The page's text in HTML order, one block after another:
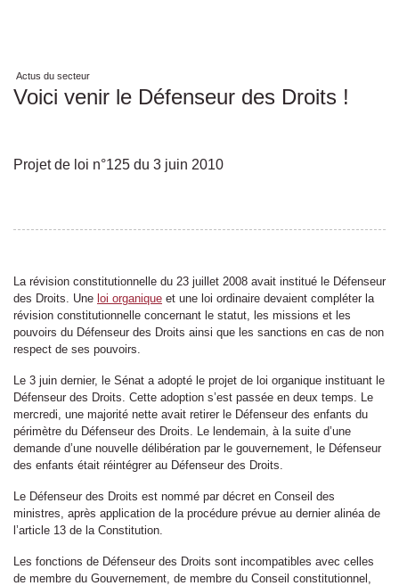
Actus du secteur
Voici venir le Défenseur des Droits !
Projet de loi n°125 du 3 juin 2010
La révision constitutionnelle du 23 juillet 2008 avait institué le Défenseur
des Droits. Une loi organique et une loi ordinaire devaient compléter la
révision constitutionnelle concernant le statut, les missions et les
pouvoirs du Défenseur des Droits ainsi que les sanctions en cas de non
respect de ses pouvoirs.
Le 3 juin dernier, le Sénat a adopté le projet de loi organique instituant le
Défenseur des Droits. Cette adoption s’est passée en deux temps. Le
mercredi, une majorité nette avait retirer le Défenseur des enfants du
périmètre du Défenseur des Droits. Le lendemain, à la suite d’une
demande d’une nouvelle délibération par le gouvernement, le Défenseur
des enfants était réintégrer au Défenseur des Droits.
Le Défenseur des Droits est nommé par décret en Conseil des
ministres, après application de la procédure prévue au dernier alinéa de
l’article 13 de la Constitution.
Les fonctions de Défenseur des Droits sont incompatibles avec celles
de membre du Gouvernement, de membre du Conseil constitutionnel,